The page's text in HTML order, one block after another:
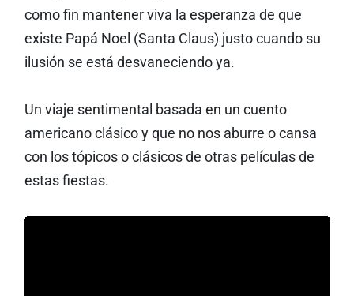
como fin mantener viva la esperanza de que
existe Papá Noel (Santa Claus) justo cuando su
ilusión se está desvaneciendo ya.
Un viaje sentimental basada en un cuento
americano clásico y que no nos aburre o cansa
con los tópicos o clásicos de otras películas de
estas fiestas.